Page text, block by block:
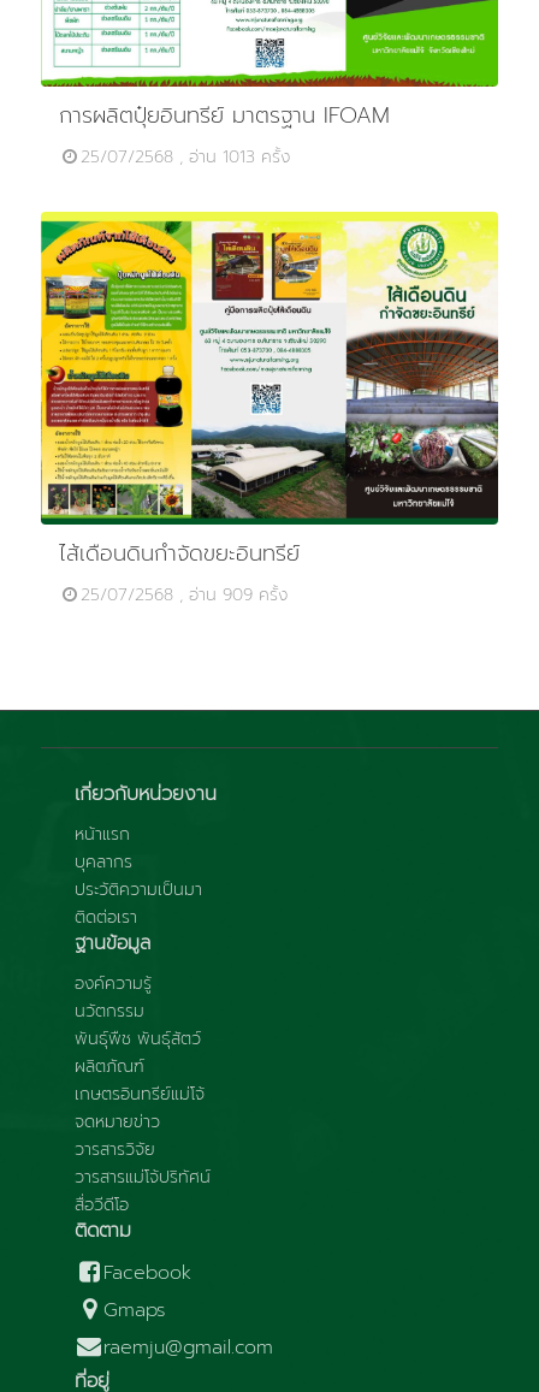
การผลิตปุ๋ยอินทรีย์ มาตรฐาน IFOAM
25/07/2568 , อ่าน 1013 ครั้ง
ไส้เดือนดินกำจัดขยะอินทรีย์
25/07/2568 , อ่าน 909 ครั้ง
เกี่ยวกับหน่วยงาน
หน้าแรก
บุคลากร
ประวัติความเป็นมา
ติดต่อเรา
ฐานข้อมูล
องค์ความรู้
นวัตกรรม
พันธุ์พืช พันธุ์สัตว์
ผลิตภัณฑ์
เกษตรอินทรีย์แม่โจ้
จดหมายข่าว
วารสารวิจัย
วารสารแม่โจ้ปริทัศน์
สื่อวีดีโอ
ติดตาม
Facebook
Gmaps
raemju@gmail.com
ที่อยู่